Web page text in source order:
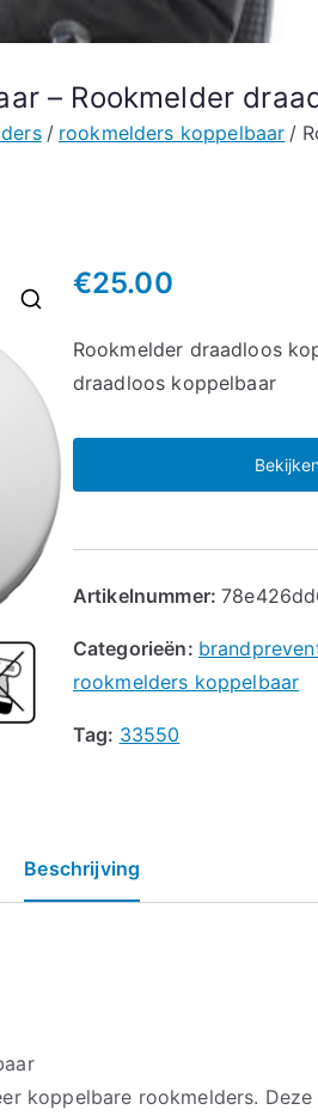
– Rookmelder
rookmelders koppelbaar
€25.00
Rookmelder draadloos
draadloos koppelbaar
Artikelnummer:
Categorieën:
rookmelders koppelbaar
Tag: 33550
Beschrijving
koppelbare rookmelders.